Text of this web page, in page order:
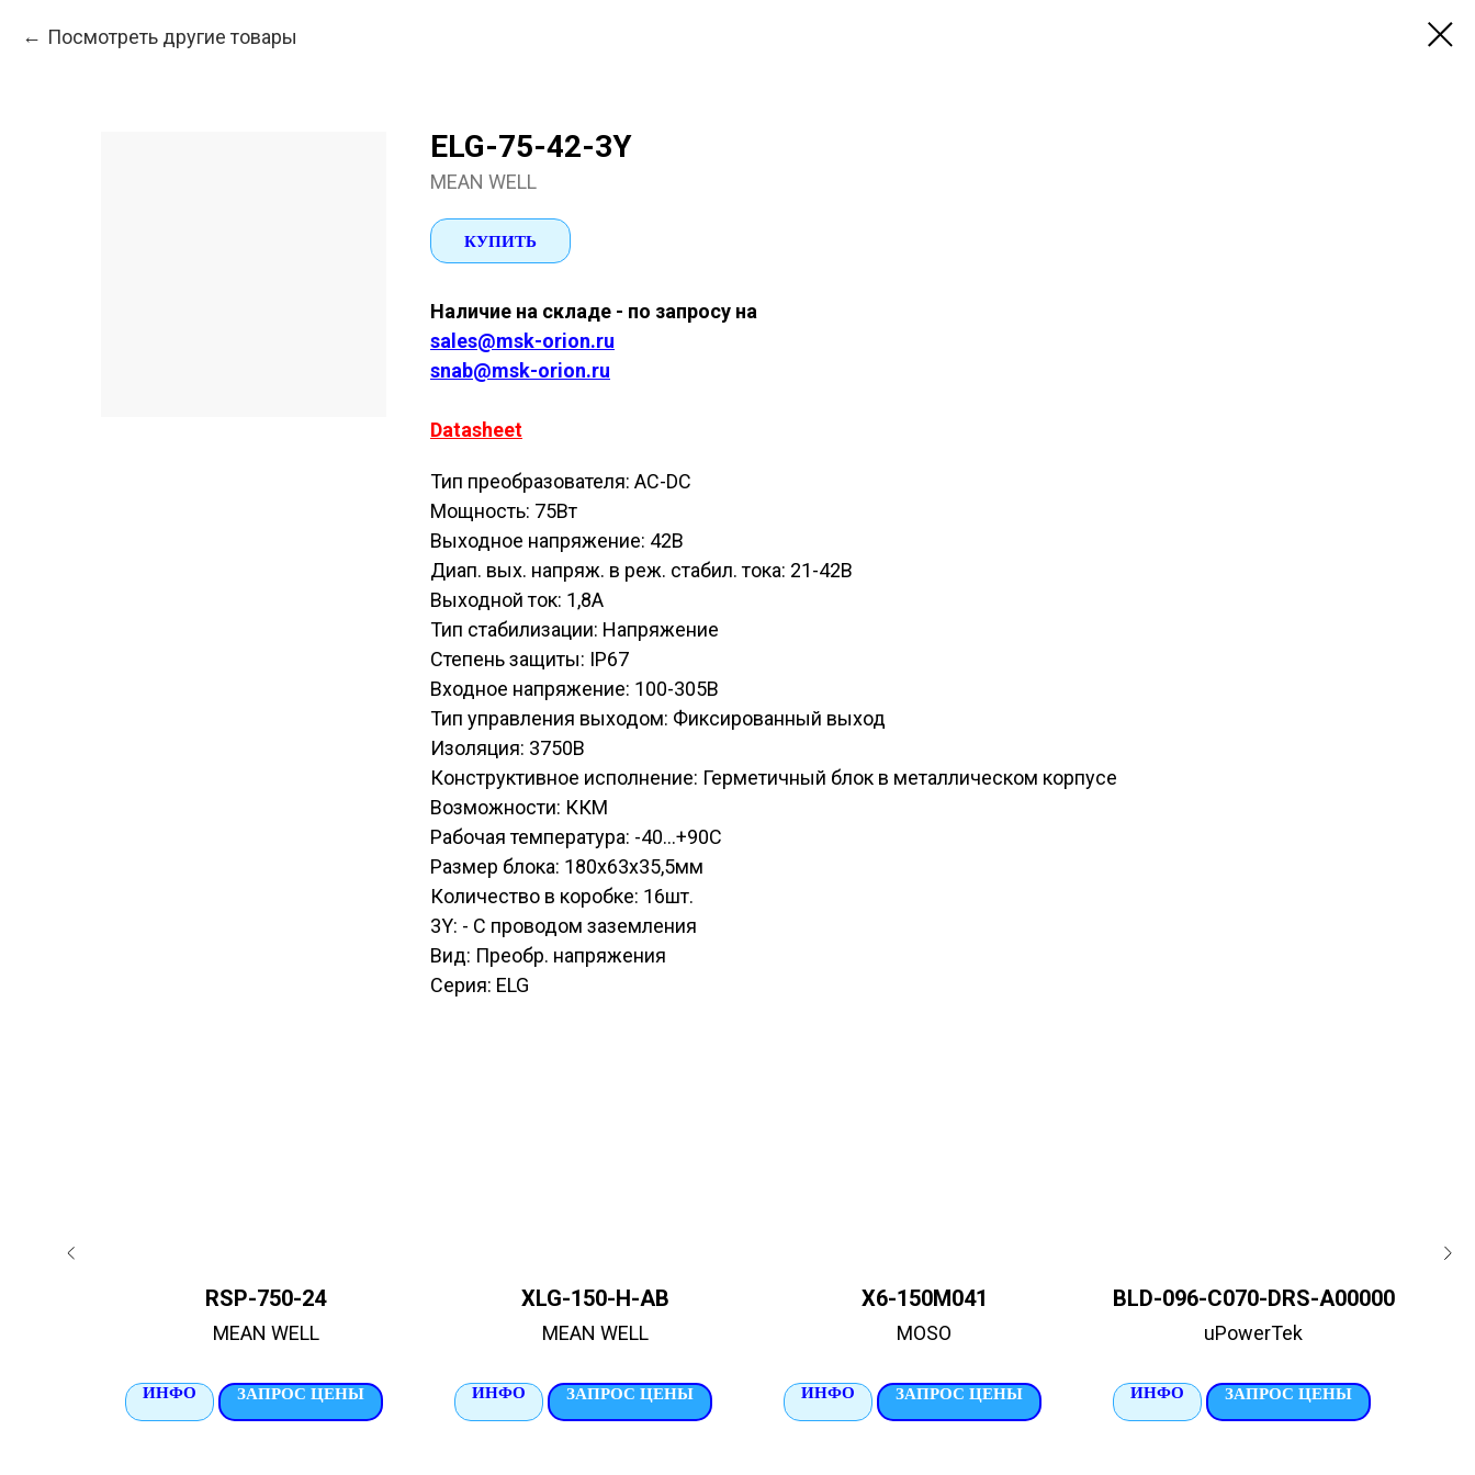
Посмотреть другие товары
ELG-75-42-3Y
MEAN WELL
КУПИТЬ
Наличие на складе - по запросу на
sales@msk-orion.ru
snab@msk-orion.ru
Datasheet
Тип преобразователя: AC-DC
Мощность: 75Вт
Выходное напряжение: 42В
Диап. вых. напряж. в реж. стабил. тока: 21-42В
Выходной ток: 1,8А
Тип стабилизации: Напряжение
Степень защиты: IP67
Входное напряжение: 100-305В
Тип управления выходом: Фиксированный выход
Изоляция: 3750В
Конструктивное исполнение: Герметичный блок в металлическом корпусе
Возможности: ККМ
Рабочая температура: -40...+90С
Размер блока: 180х63х35,5мм
Количество в коробке: 16шт.
3Y: - C проводом заземления
Вид: Преобр. напряжения
Серия: ELG
RSP-750-24
MEAN WELL
ИНФО ЗАПРОС ЦЕНЫ
XLG-150-H-AB
MEAN WELL
ИНФО ЗАПРОС ЦЕНЫ
X6-150M041
MOSO
ИНФО ЗАПРОС ЦЕНЫ
BLD-096-C070-DRS-A00000
uPowerTek
ИНФО ЗАПРОС ЦЕНЫ